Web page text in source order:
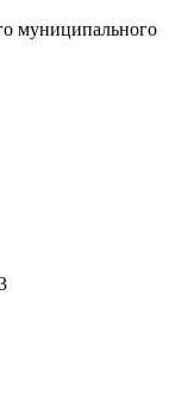
муниципального